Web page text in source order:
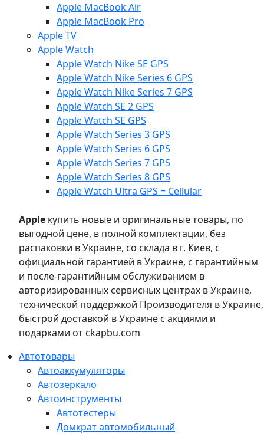
Apple MacBook Air
Apple MacBook Pro
Apple TV
Apple Watch
Apple Watch Nike SE GPS
Apple Watch Nike Series 6 GPS
Apple Watch Nike Series 7 GPS
Apple Watch SE 2 GPS
Apple Watch SE GPS
Apple Watch Series 3 GPS
Apple Watch Series 6 GPS
Apple Watch Series 7 GPS
Apple Watch Series 8 GPS
Apple Watch Ultra GPS + Cellular
Apple купить новые и оригинальные товары, по
выгодной цене, в полной комплектации, без
распаковки в Украине, со склада в г. Киев, с
официальной гарантией в Украине, с гарантийным
и после-гарантийным обслуживанием в
авторизированных сервисных центрах в Украине,
технической поддержкой Производителя в Украине,
быстрой доставкой в Украине с акциями и
подарками от ckapbu.com
Автотовары
Автоаккумуляторы
Автозеркало
Автоинструменты
Автотестеры
Домкрат автомобильный